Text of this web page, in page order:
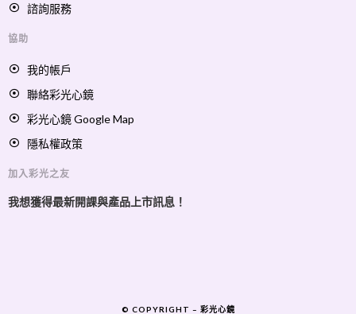
諮詢服務
協助
我的帳戶
聯絡彩光心鏡
彩光心鏡 Google Map
隱私權政策
加入彩光之友
我想獲得最新開課與產品上市訊息！
© COPYRIGHT – 彩光心鏡